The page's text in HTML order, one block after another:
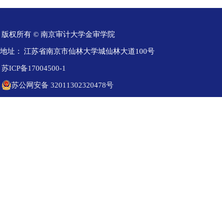
版权所有 © 南京审计大学金审学院
地址： 江苏省南京市仙林大学城仙林大道100号
苏ICP备17004500-1
苏公网安备 32011302320478号